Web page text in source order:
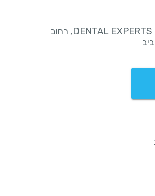
DENTAL EXPERTS CLINIC, רחוב